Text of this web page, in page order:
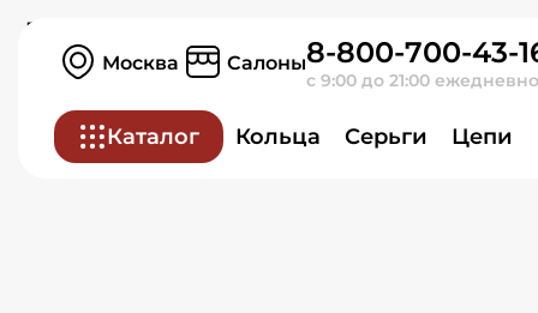
Москва Салоны8-800-700-43-
с 9:00 до 21:00
Каталог Кольца Серьги Цепи
Подвеска из желтого